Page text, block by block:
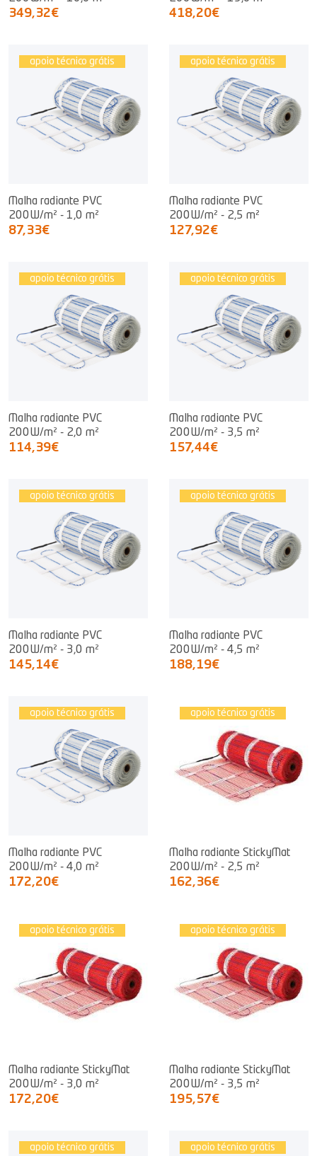
349,32€ 418,20€
apoio técnico grátis
Malha radiante PVC
200W/m² - 1,0 m²
87,33€
apoio técnico grátis
Malha radiante PVC
200W/m² - 2,5 m²
127,92€
apoio técnico grátis
Malha radiante PVC
200W/m² - 2,0 m²
114,39€
apoio técnico grátis
Malha radiante PVC
200W/m² - 3,5 m²
157,44€
apoio técnico grátis
Malha radiante PVC
200W/m² - 3,0 m²
145,14€
apoio técnico grátis
Malha radiante PVC
200W/m² - 4,5 m²
188,19€
apoio técnico grátis
Malha radiante PVC
200W/m² - 4,0 m²
172,20€
apoio técnico grátis
Malha radiante StickyMat
200W/m² - 2,5 m²
162,36€
apoio técnico grátis
Malha radiante StickyMat
200W/m² - 3,0 m²
172,20€
apoio técnico grátis
Malha radiante StickyMat
200W/m² - 3,5 m²
195,57€
apoio técnico grátis apoio técnico grátis